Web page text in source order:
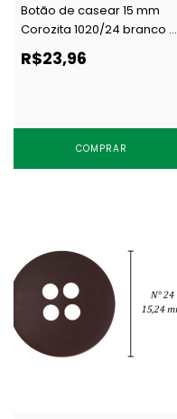
Botão de casear 15 mm
Corozita 1020/24 branco c/
144 un
R$23,96
COMPRAR